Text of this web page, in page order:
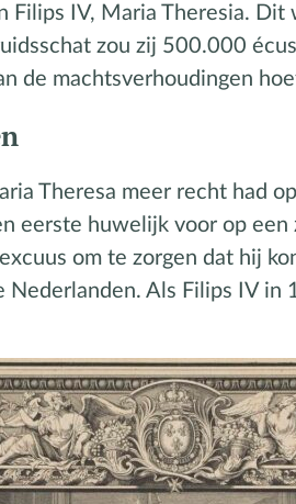
IV, Maria Theresia. Dit
zou zij 500.000
de machtsverhoudingen
Theresa meer recht had
eerste huwelijk voor op
om te zorgen dat hij
Nederlanden. Als Filips IV